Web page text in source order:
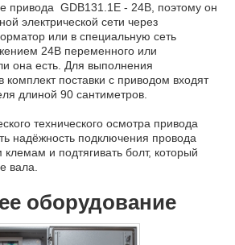
привода GDB131.1E - 24В, поэтому он
электрической сети через
или в специальную сеть
24В переменного или
она есть. Для выполнения
комплект поставки с приводом входят
длиной 90 сантиметров.
технического осмотра привода
надёжность подключения провода
клемам и подтягивать болт, который
вала.
оборудование